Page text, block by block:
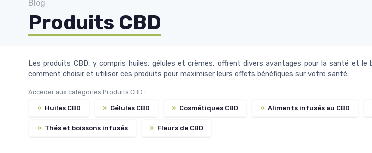
Blog
Produits CBD
Les produits CBD, y compris huiles, gélules et crèmes, offrent divers avantages pour la santé et
comment choisir et utiliser ces produits pour maximiser leurs effets bénéfiques sur votre santé.
Accéder aux catégories Produits CBD :
» Huiles CBD » Gélules CBD » Cosmétiques CBD » Aliments infusés au CBD
» Thés et boissons infusés » Fleurs de CBD